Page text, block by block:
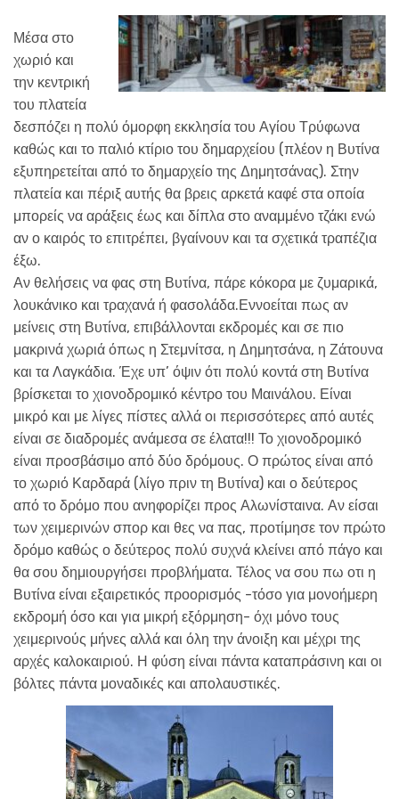
Μέσα στο
χωριό και
την κεντρική
του πλατεία
δεσπόζει η πολύ όμορφη εκκλησία του Αγίου Τρύφωνα
καθώς και το παλιό κτίριο του δημαρχείου (πλέον η Βυτίνα
εξυπηρετείται από το δημαρχείο της Δημητσάνας). Στην
πλατεία και πέριξ αυτής θα βρεις αρκετά καφέ στα οποία
μπορείς να αράξεις έως και δίπλα στο αναμμένο τζάκι ενώ
αν ο καιρός το επιτρέπει, βγαίνουν και τα σχετικά τραπέζια
έξω.
Αν θελήσεις να φας στη Βυτίνα, πάρε κόκορα με ζυμαρικά,
λουκάνικο και τραχανά ή φασολάδα.Εννοείται πως αν
μείνεις στη Βυτίνα, επιβάλλονται εκδρομές και σε πιο
μακρινά χωριά όπως η Στεμνίτσα, η Δημητσάνα, η Ζάτουνα
και τα Λαγκάδια. Έχε υπ’ όψιν ότι πολύ κοντά στη Βυτίνα
βρίσκεται το χιονοδρομικό κέντρο του Μαινάλου. Είναι
μικρό και με λίγες πίστες αλλά οι περισσότερες από αυτές
είναι σε διαδρομές ανάμεσα σε έλατα!!! Το χιονοδρομικό
είναι προσβάσιμο από δύο δρόμους. Ο πρώτος είναι από
το χωριό Καρδαρά (λίγο πριν τη Βυτίνα) και ο δεύτερος
από το δρόμο που ανηφορίζει προς Αλωνίσταινα. Αν είσαι
των χειμερινών σπορ και θες να πας, προτίμησε τον πρώτο
δρόμο καθώς ο δεύτερος πολύ συχνά κλείνει από πάγο και
θα σου δημιουργήσει προβλήματα. Τέλος να σου πω οτι η
Βυτίνα είναι εξαιρετικός προορισμός -τόσο για μονοήμερη
εκδρομή όσο και για μικρή εξόρμηση- όχι μόνο τους
χειμερινούς μήνες αλλά και όλη την άνοιξη και μέχρι της
αρχές καλοκαιριού. Η φύση είναι πάντα καταπράσινη και οι
βόλτες πάντα μοναδικές και απολαυστικές.